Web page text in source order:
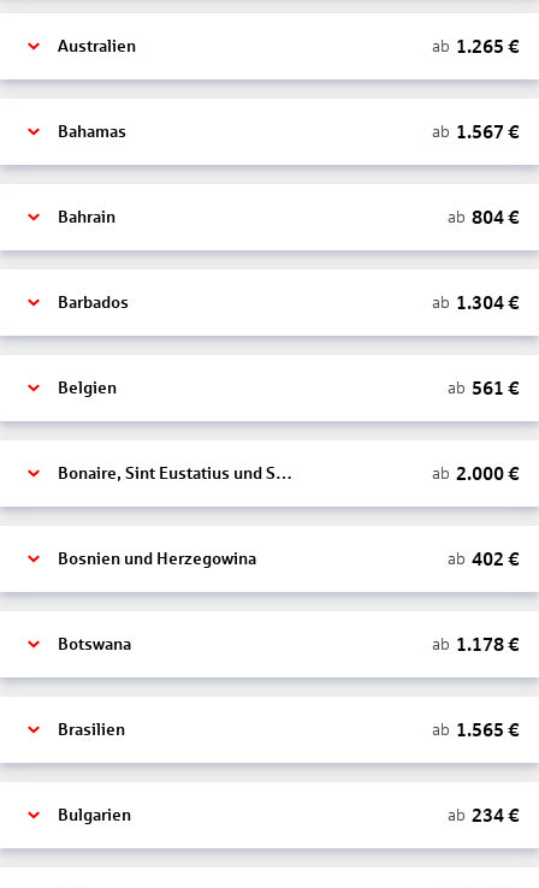
Australien ab 1.265 €
Bahamas ab 1.567 €
Bahrain ab 804€
Barbados ab 1.304€
Belgien ab 561 €
Bonaire, Sint Eustatius und Saba ab 2.000€
Bosnien und Herzegowina ab 402 €
Botswana ab 1.178€
Brasilien ab 1.565 €
Bulgarien ab 234€